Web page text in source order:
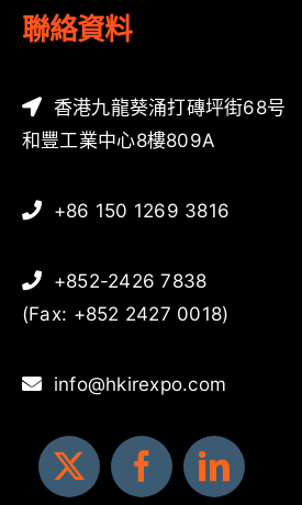
聯絡資料
香港九龍葵涌打磚坪街68号
和豐工業中心8樓809A
+86 150 1269 3816
+852-2426 7838
(Fax: +852 2427 0018)
info@hkirexpo.com